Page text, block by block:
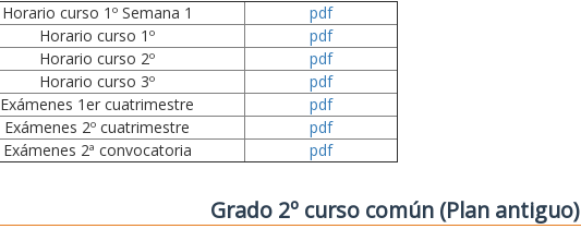
Horario curso 1º Semana 1
pdf
Horario curso 1º
pdf
Horario curso 2º
pdf
Horario curso 3º
pdf
Exámenes 1er cuatrimestre
pdf
Exámenes 2º cuatrimestre
pdf
Exámenes 2ª convocatoria
pdf
Grado 2º curso común (Plan antiguo)